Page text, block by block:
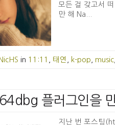
모든 걸 갖고서
만 해 Na...
in 11:11 태연 k-pop music
플러그인을
지난 번 포스팅